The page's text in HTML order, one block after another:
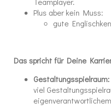
Plus aber kein Muss:
gute
Das spricht für Deine
Gestaltungsspielraum:
viel